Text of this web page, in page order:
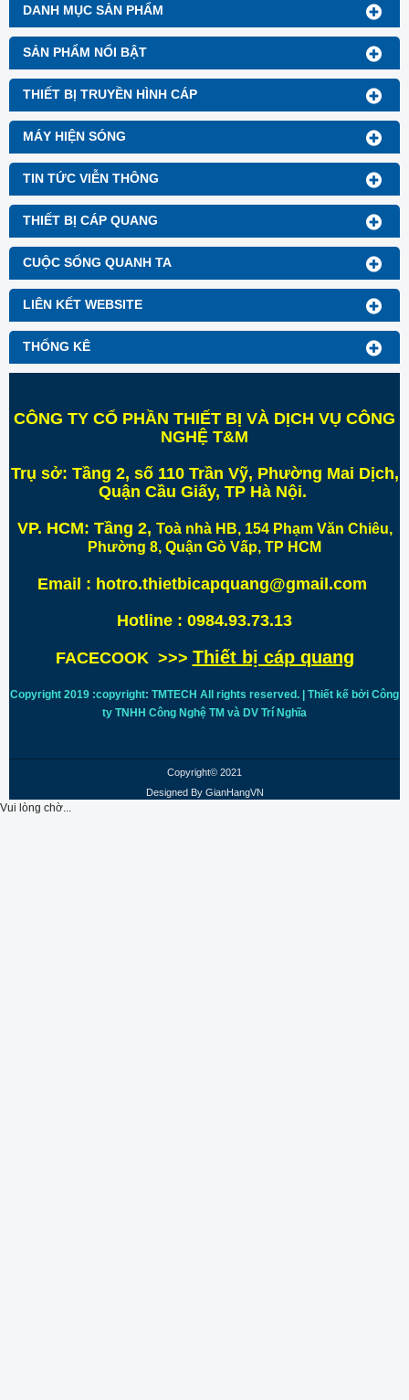
DANH MỤC SẢN PHẨM
SẢN PHẨM NỔI BẬT
THIẾT BỊ TRUYỀN HÌNH CÁP
MÁY HIỆN SÓNG
TIN TỨC VIỄN THÔNG
THIẾT BỊ CÁP QUANG
CUỘC SỐNG QUANH TA
LIÊN KẾT WEBSITE
THỐNG KÊ
CÔNG TY CỔ PHẦN THIẾT BỊ VÀ DỊCH VỤ CÔNG
NGHỆ T&M
Trụ sở: Tầng 2, số 110 Trần Vỹ, Phường Mai Dịch,
Quận Cầu Giấy, TP Hà Nội.
VP. HCM: Tầng 2, Toà nhà HB, 154 Phạm Văn Chiêu,
Phường 8, Quận Gò Vấp, TP HCM
Email : hotro.thietbicapquang@gmail.com
Hotline : 0984.93.73.13
FACECOOK >>> Thiết bị cáp quang
Copyright 2019 :copyright: TMTECH All rights reserved. | Thiết kế bởi Công
ty TNHH Công Nghệ TM và DV Trí Nghĩa
Copyright© 2021
Designed By GianHangVN
Vui lòng chờ...